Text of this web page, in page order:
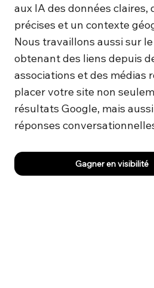
aux IA des données claires,
précises et un contexte
Nous travaillons aussi sur
obtenant des liens depuis
associations et des médias
placer votre site non
résultats Google, mais
réponses
Gagner en visibilité